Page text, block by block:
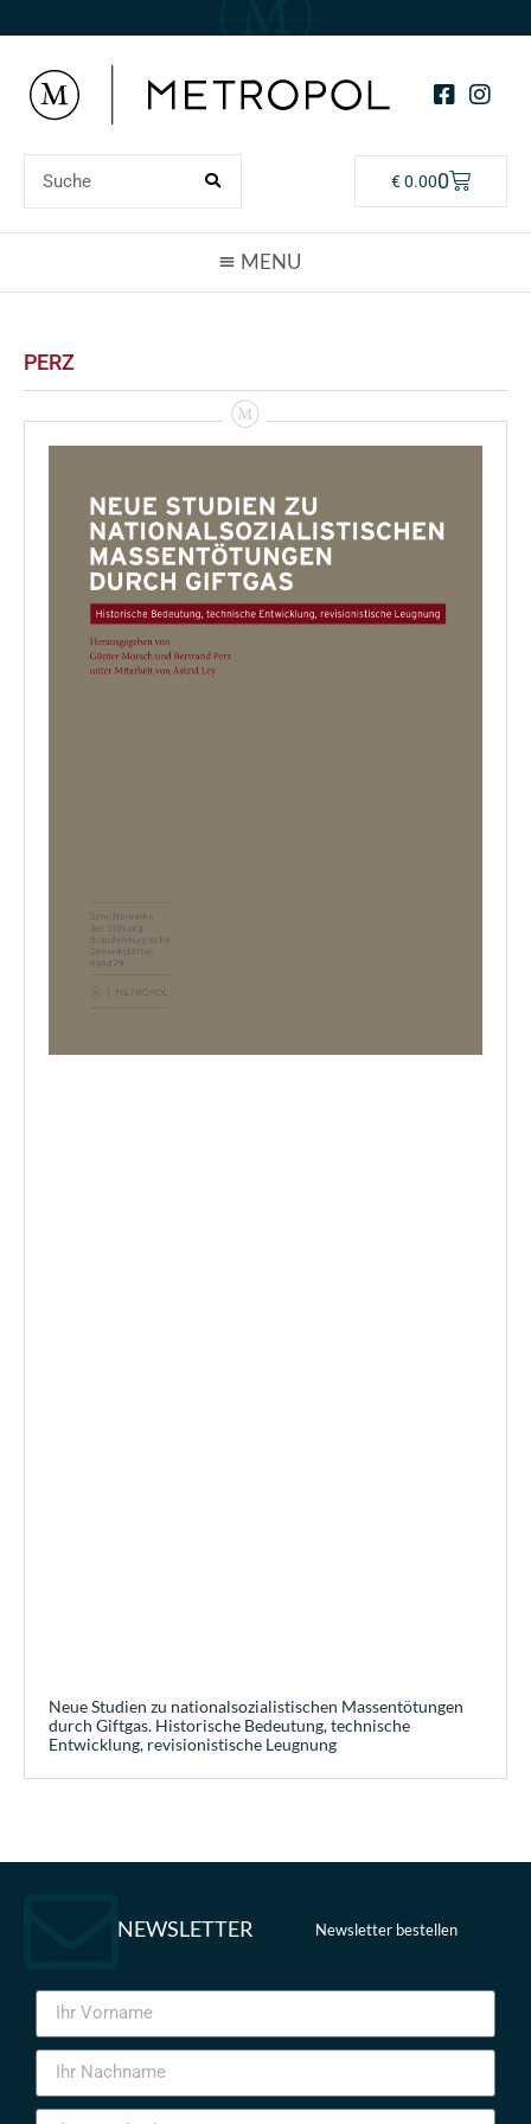
€0.000
PERZ
Neue Studien zu nationalsozialistischen Massentötungen
durch Giftgas. Historische Bedeutung, technische
Entwicklung, revisionistische Leugnung
NEWSLETTER Newsletter bestellen